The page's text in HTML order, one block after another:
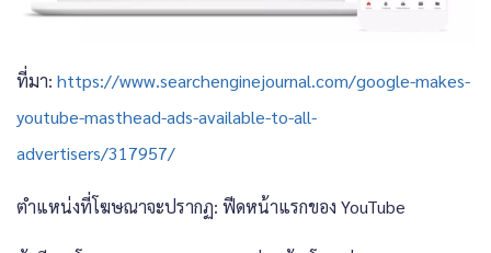
ที่มา: https://www.searchenginejournal.com/google-makes-
youtube-masthead-ads-available-to-all-
advertisers/317957/
ตำแหน่งที่โฆษณาจะปรากฏ: ฟีดหน้าแรกของ YouTube